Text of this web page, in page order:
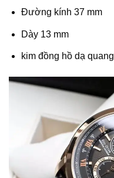
Đường kính 37 mm
Dày 13 mm
kim đồng hồ dạ quang